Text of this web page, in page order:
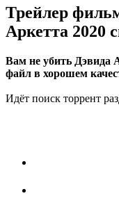
Трейлер
Аркетта 2020
Вам не убить Дэвида
файл в хорошем
Идёт поиск торрент